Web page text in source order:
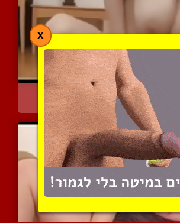
ציצים מקפצים המבלך זיוני...
| 5 המלצות
X